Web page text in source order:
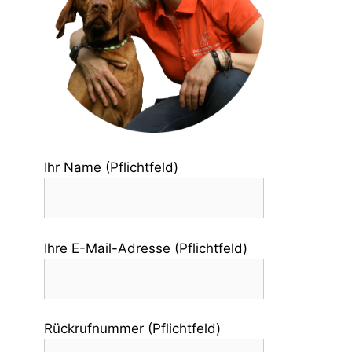
Ihr Name (Pflichtfeld)
Ihre E-Mail-Adresse (Pflichtfeld)
Rückrufnummer (Pflichtfeld)